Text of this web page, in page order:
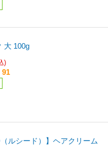
大 100g
)
91
（ルシード）】ヘアクリーム